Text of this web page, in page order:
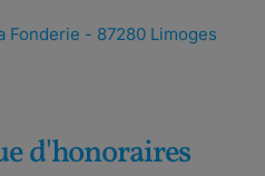
Fonderie - 87280 Limoges
d'honoraires